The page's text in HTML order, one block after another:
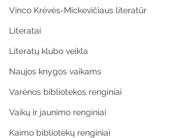
Vinco Krėvės-Mickevičiaus literatūr
Literatai
Literatų klubo veikla
Naujos knygos vaikams
Varėnos bibliotekos renginiai
Vaikų ir jaunimo renginiai
Kaimo bibliotekų renginiai